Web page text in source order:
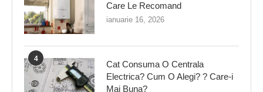
Care Le Recomand
ianuarie 16, 2026
4
Cat Consuma O Centrala
Electrica? Cum O Alegi? ? Care-i
Mai Buna?